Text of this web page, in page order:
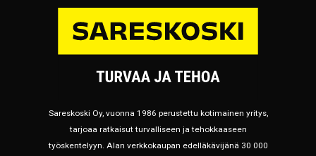
Sareskoski Oy, vuonna 1986 perustettu kotimainen yritys,
tarjoaa ratkaisut turvalliseen ja tehokkaaseen
työskentelyyn. Alan verkkokaupan edelläkävijänä 30 000